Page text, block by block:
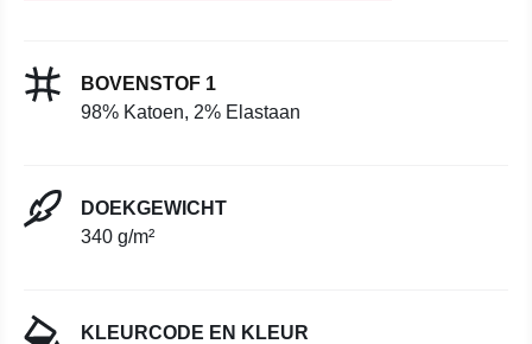
BOVENSTOF 1
98% Katoen, 2% Elastaan
DOEKGEWICHT
340 g/m²
KLEURCODE EN KLEUR